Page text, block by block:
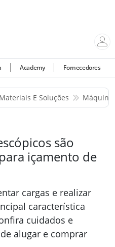
Academy Fornecedores
Materiais E Soluções
são
içamento de
cargas e realizar
característica
cuidados e
alugar e comprar